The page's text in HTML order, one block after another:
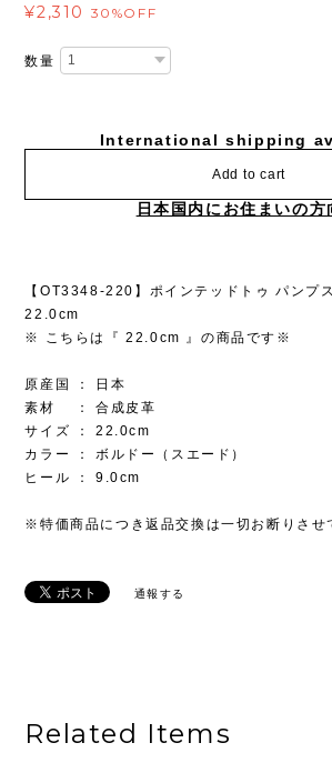
¥2,310 30%OFF
数量
International shipping
Add to cart
日本国内にお住まいの方
【OT3348-220】ポインテッドトゥ パンプ
22.0cm
※ こちらは『 22.0cm 』の商品です※
原産国 ： 日本
素材 ： 合成皮革
サイズ ： 22.0cm
カラー ： ボルドー（スエード）
ヒール ： 9.0cm
※特価商品につき返品交換は一切お断りさせ
通報する
Related Items